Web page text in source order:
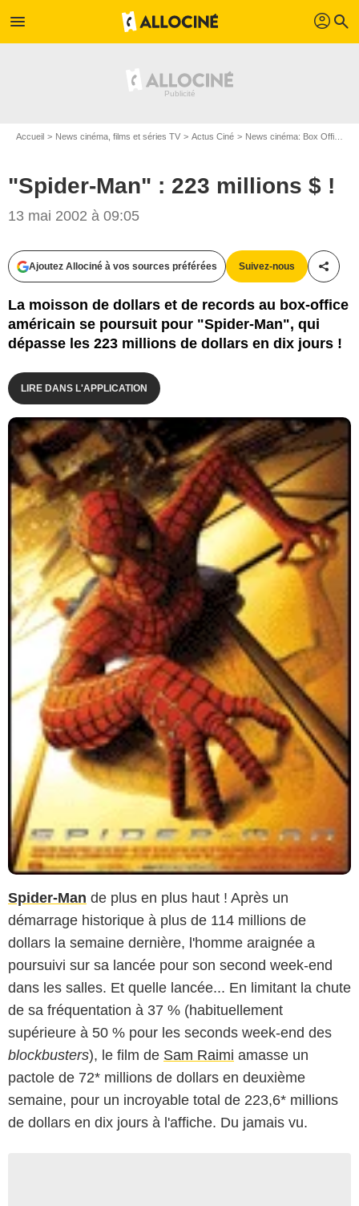
menu profil search
Accueil News cinéma, films et séries TV Actus Ciné News cinéma: Box Office
"Spider-Man" : 223 millions $ !
13 mai 2002 à 09:05
Ajoutez Allociné à vos sources préférées Suivez-nous
La moisson de dollars et de records au box-office
américain se poursuit pour "Spider-Man", qui
dépasse les 223 millions de dollars en dix jours !
LIRE DANS L'APPLICATION
Spider-Man de plus en plus haut ! Après un
démarrage historique à plus de 114 millions de
dollars la semaine dernière, l'homme araignée a
poursuivi sur sa lancée pour son second week-end
dans les salles. Et quelle lancée... En limitant la chute
de sa fréquentation à 37 % (habituellement
supérieure à 50 % pour les seconds week-end des
blockbusters), le film de Sam Raimi amasse un
pactole de 72* millions de dollars en deuxième
semaine, pour un incroyable total de 223,6* millions
de dollars en dix jours à l'affiche. Du jamais vu.